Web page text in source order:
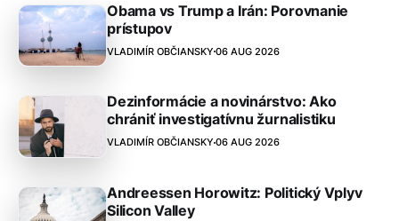
Obama vs Trump a Irán: Porovnanie
prístupov
VLADIMÍR OBČIANSKY 06 AUG 2026
Dezinformácie a novinárstvo: Ako
chrániť investigatívnu žurnalistiku
VLADIMÍR OBČIANSKY 06 AUG 2026
Andreessen Horowitz: Politický Vplyv
Silicon Valley